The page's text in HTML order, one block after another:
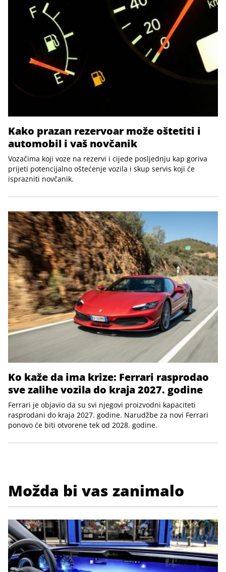
Kako prazan rezervoar može oštetiti i
automobil i vaš novčanik
Vozačima koji voze na rezervi i cijede posljednju kap goriva
prijeti potencijalno oštećenje vozila i skup servis koji će
isprazniti novčanik.
Ko kaže da ima krize: Ferrari rasprodao
sve zalihe vozila do kraja 2027. godine
Ferrari je objavio da su svi njegovi proizvodni kapaciteti
rasprodani do kraja 2027. godine. Narudžbe za novi Ferrari
ponovo će biti otvorene tek od 2028. godine.
Možda bi vas zanimalo